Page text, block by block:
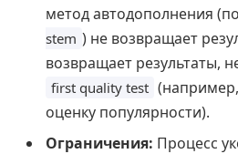
метод автодополнения
stem ) не возвращает
возвращает результаты,
first quality test
оценку популярности).
Ограничения: Процесс